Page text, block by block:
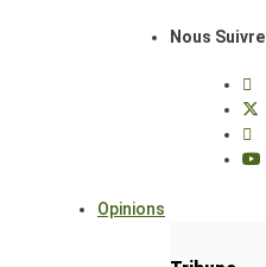
Nous Suivre
Opinions